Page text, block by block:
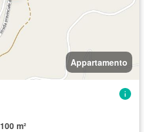
Appartamento
100 m²